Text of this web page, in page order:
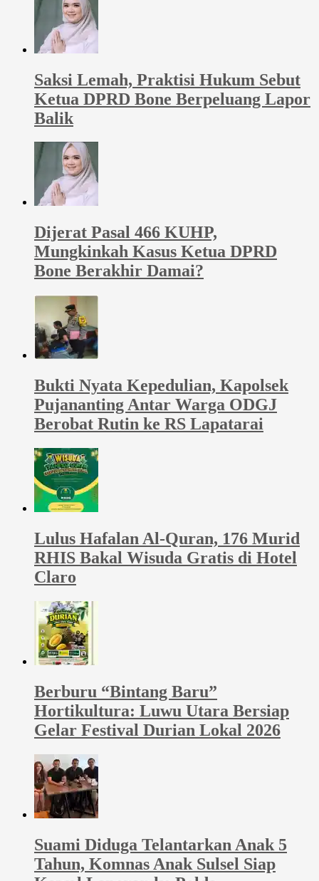
Saksi Lemah, Praktisi Hukum Sebut
Ketua DPRD Bone Berpeluang Lapor
Balik
Dijerat Pasal 466 KUHP,
Mungkinkah Kasus Ketua DPRD
Bone Berakhir Damai?
Bukti Nyata Kepedulian, Kapolsek
Pujananting Antar Warga ODGJ
Berobat Rutin ke RS Lapatarai
Lulus Hafalan Al-Quran, 176 Murid
RHIS Bakal Wisuda Gratis di Hotel
Claro
Berburu “Bintang Baru”
Hortikultura: Luwu Utara Bersiap
Gelar Festival Durian Lokal 2026
Suami Diduga Telantarkan Anak 5
Tahun, Komnas Anak Sulsel Siap